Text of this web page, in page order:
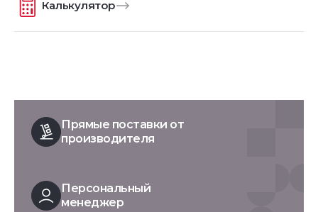
Калькулятор
Прямые поставки от
производителя
Персональный
менеджер